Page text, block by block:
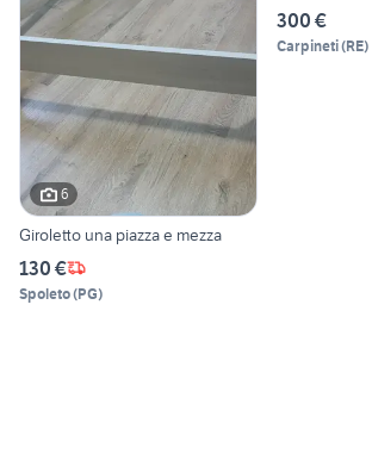
6
Giroletto una piazza e mezza
130 €
Spoleto(PG)
300 €
Carpineti(RE)